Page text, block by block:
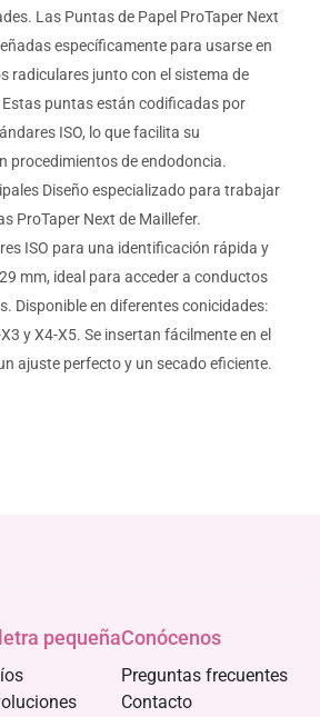
Las Puntas de Papel ProTaper Next
específicamente para usarse en
radiculares junto con el sistema de
Estas puntas están codificadas por
ISO, lo que facilita su
procedimientos de endodoncia.
Diseño especializado para trabajar
ProTaper Next de Maillefer.
ISO para una identificación rápida y
mm, ideal para acceder a conductos
Disponible en diferentes conicidades:
y X4-X5. Se insertan fácilmente en el
ajuste perfecto y un secado eficiente.
pequeñaConócenos
Preguntas frecuentes
Contacto